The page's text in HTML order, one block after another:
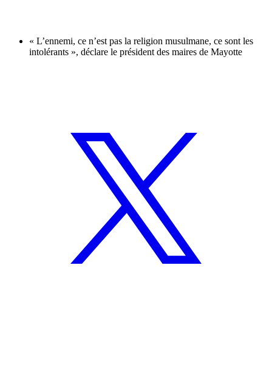
« L’ennemi, ce n’est pas la religion musulmane, ce sont les
intolérants », déclare le président des maires de Mayotte